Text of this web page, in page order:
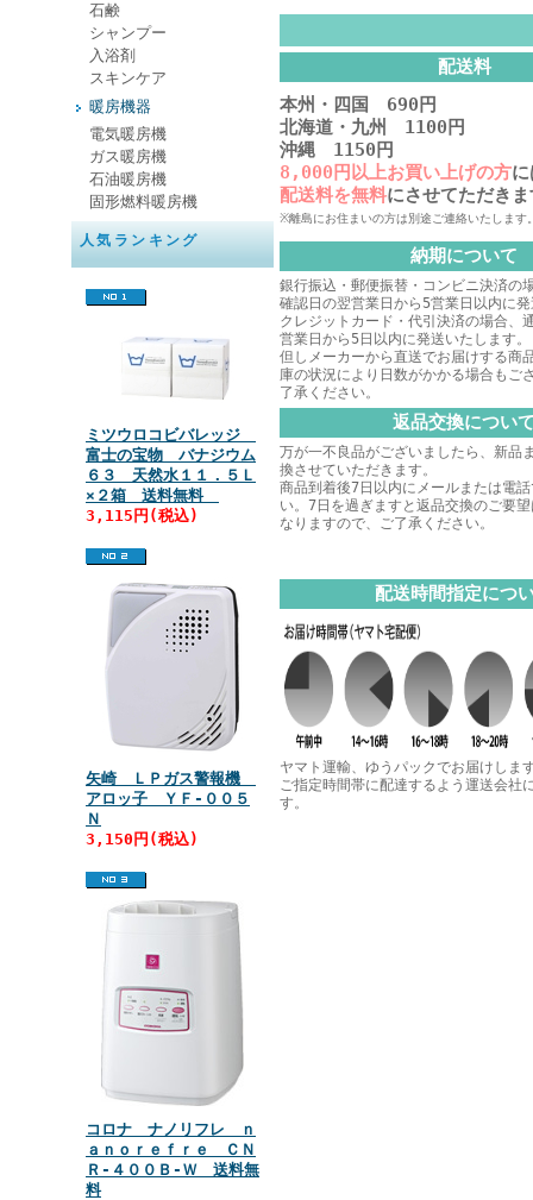
石鹸
シャンプー
入浴剤
スキンケア
暖房機器
電気暖房機
ガス暖房機
石油暖房機
固形燃料暖房機
人気ランキング
ミツウロコビバレッジ
富士の宝物 バナジウム
６３ 天然水１１．５Ｌ
×２箱 送料無料
3,115円(税込)
矢崎 ＬＰガス警報機
アロッ子 ＹＦ‐００５
Ｎ
3,150円(税込)
コロナ ナノリフレ ｎ
ａｎｏｒｅｆｒｅ ＣＮ
Ｒ‐４００Ｂ‐Ｗ 送料無
料
配送料
本州・四国 690円
北海道・九州 1100円
沖縄 1150円
8,000円以上お買い上げの方
配送料を無料にさせてただき
※離島にお住まいの方は別途ご連絡いたします
納期について
銀行振込・郵便振替・コンビニ決済の
確認日の翌営業日から5営業日以内に
クレジットカード・代引決済の場合、
営業日から5日以内に発送いたします。
但しメーカーから直送でお届けする商
庫の状況により日数がかかる場合もご
了承ください。
返品交換につい
万が一不良品がございましたら、新品
換させていただきます。
商品到着後7日以内にメールまたは電
い。7日を過ぎますと返品交換のご要
なりますので、ご了承ください。
配送時間指定につ
ヤマト運輸、ゆうパックでお届けしま
ご指定時間帯に配達するよう運送会社
す。